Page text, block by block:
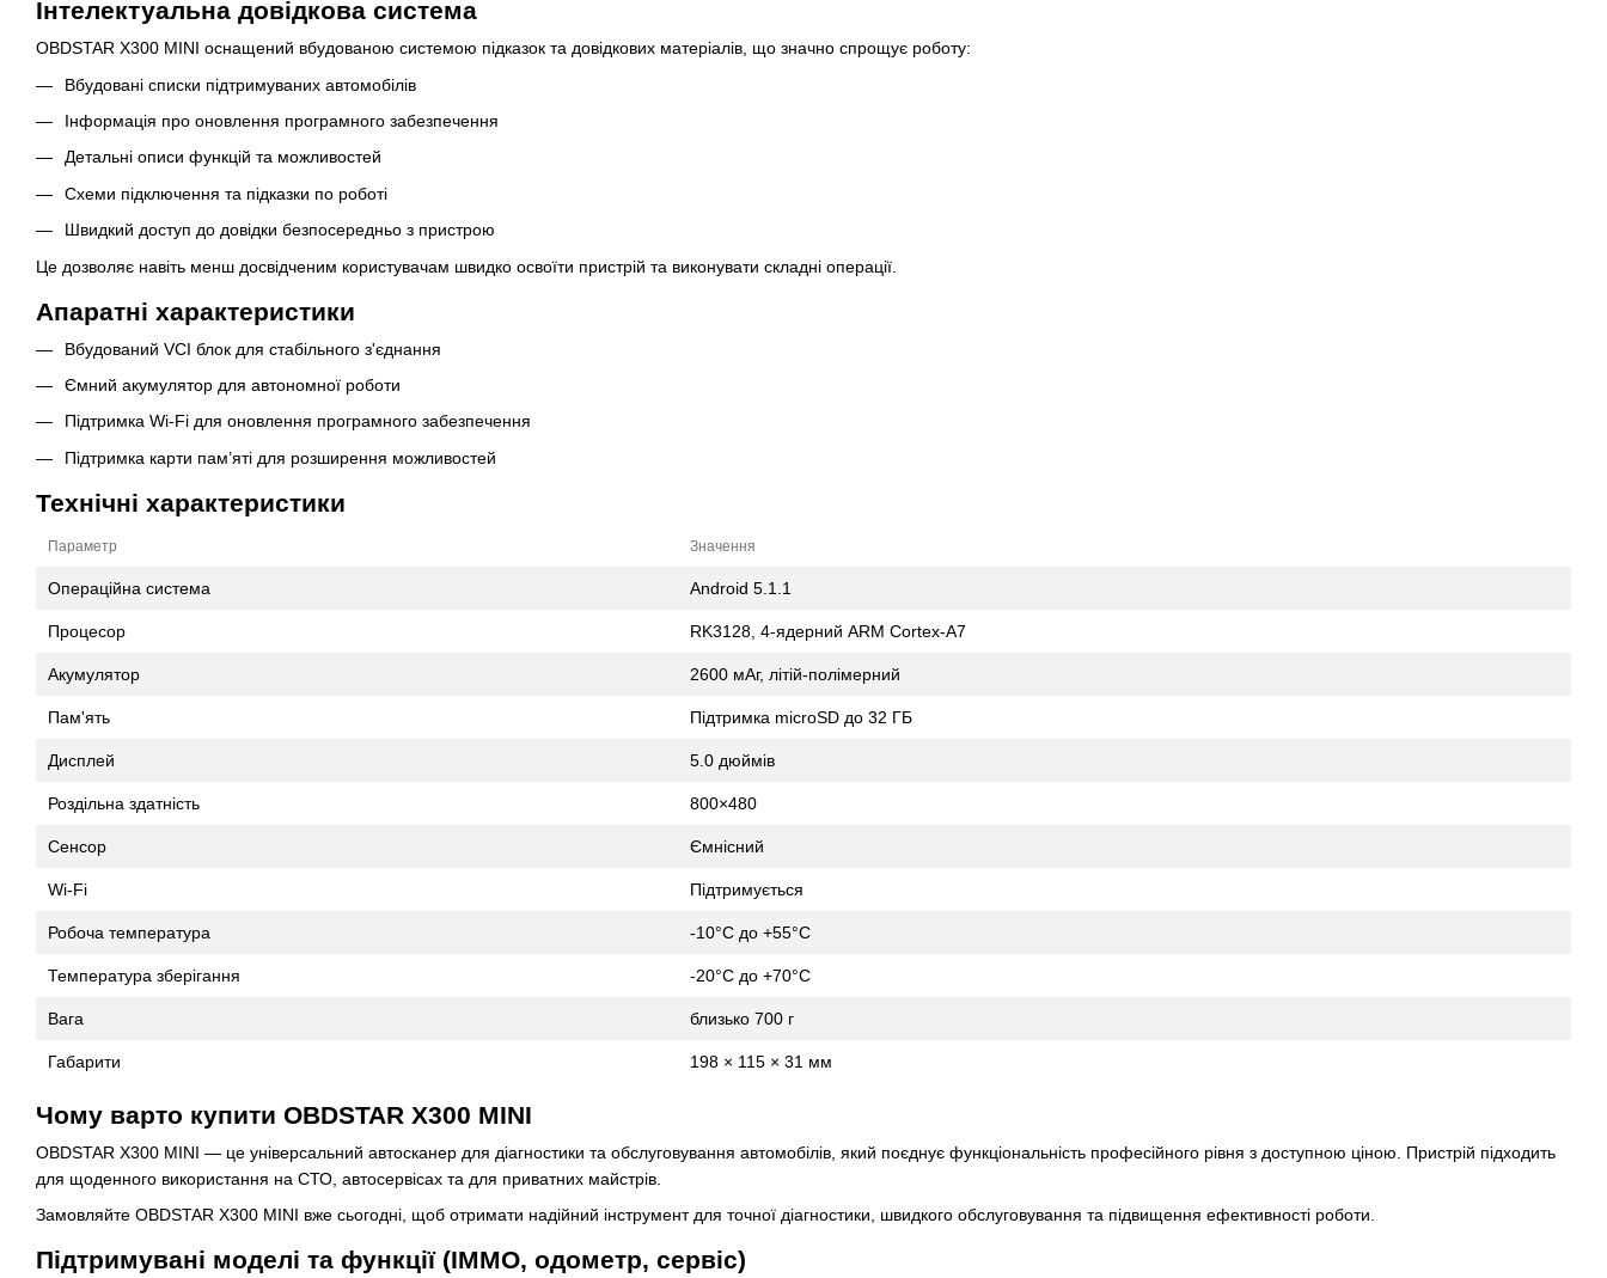
Інтелектуальна довідкова система
OBDSTAR X300 MINI оснащений вбудованою системою підказок та довідкових матеріалів, що значно спрощує роботу:
Вбудовані списки підтримуваних автомобілів
Інформація про оновлення програмного забезпечення
Детальні описи функцій та можливостей
Схеми підключення та підказки по роботі
Швидкий доступ до довідки безпосередньо з пристрою
Це дозволяє навіть менш досвідченим користувачам швидко освоїти пристрій та виконувати складні операції.
Апаратні характеристики
Вбудований VCI блок для стабільного з'єднання
Ємний акумулятор для автономної роботи
Підтримка Wi-Fi для оновлення програмного забезпечення
Підтримка карти пам’яті для розширення можливостей
Технічні характеристики
Параметр Значення
Операційна система Android 5.1.1
Процесор RK3128, 4-ядерний ARM Cortex-A7
Акумулятор 2600 мАг, літій-полімерний
Пам'ять Підтримка microSD до 32 ГБ
Дисплей 5.0 дюймів
Роздільна здатність 800×480
Сенсор Ємнісний
Wi-Fi Підтримується
Робоча температура -10°C до +55°C
Температура зберігання -20°C до +70°C
Вага близько 700 г
Габарити 198 × 115 × 31 мм
Чому варто купити OBDSTAR X300 MINI
OBDSTAR X300 MINI — це універсальний автосканер для діагностики та обслуговування автомобілів, який поєднує функціональність професійного рівня з доступною ціною. Пристрій підходить
для щоденного використання на СТО, автосервісах та для приватних майстрів.
Замовляйте OBDSTAR X300 MINI вже сьогодні, щоб отримати надійний інструмент для точної діагностики, швидкого обслуговування та підвищення ефективності роботи.
Підтримувані моделі та функції (IMMO, одометр, сервіс)